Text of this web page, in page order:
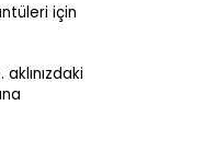
için